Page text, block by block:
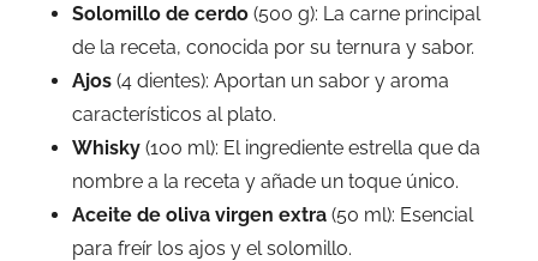
Solomillo de cerdo (500 g): La carne principal
de la receta, conocida por su ternura y sabor.
Ajos (4 dientes): Aportan un sabor y aroma
característicos al plato.
Whisky (100 ml): El ingrediente estrella que da
nombre a la receta y añade un toque único.
Aceite de oliva virgen extra (50 ml): Esencial
para freír los ajos y el solomillo.